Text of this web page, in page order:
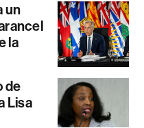
un
la
de
Lisa